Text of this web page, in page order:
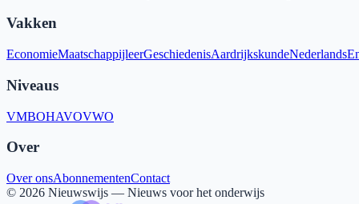
Vakken
EconomieMaatschappijleerGeschiedenisAardrijkskundeNederlands
Niveaus
VMBOHAVOVWO
Over
Over onsAbonnementenContact
© 2026 Nieuwswijs — Nieuws voor het onderwijs